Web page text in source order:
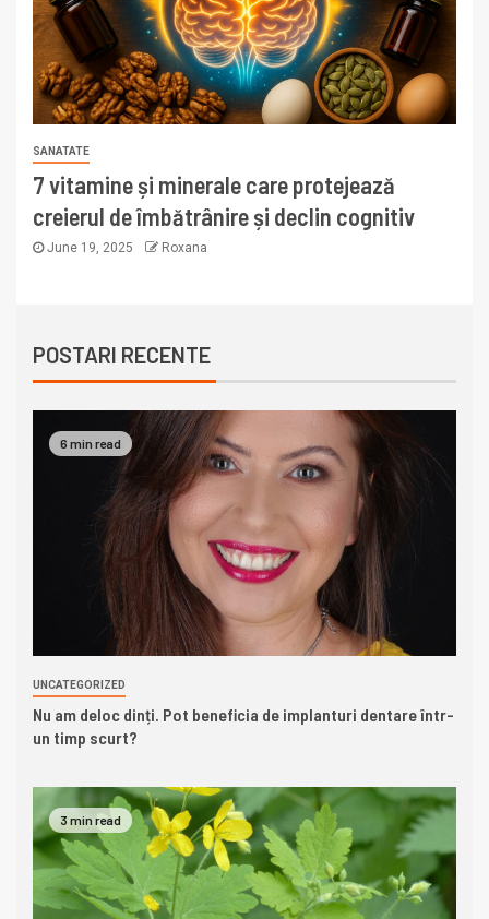
SANATATE
7 vitamine și minerale care protejează
creierul de îmbătrânire și declin cognitiv
June 19, 2025 Roxana
POSTARI RECENTE
6 min read
UNCATEGORIZED
Nu am deloc dinți. Pot beneficia de implanturi dentare într-
un timp scurt?
3 min read